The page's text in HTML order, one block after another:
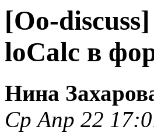
[Oo-
loСalc в
Нина
Ср Апр 22